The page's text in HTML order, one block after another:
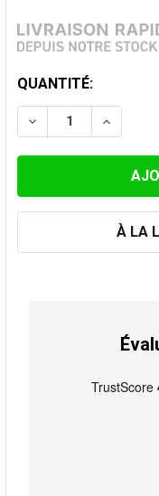
STOCK
ACTUEL:
QUANTITÉ:
DIMINUER LA
À LA